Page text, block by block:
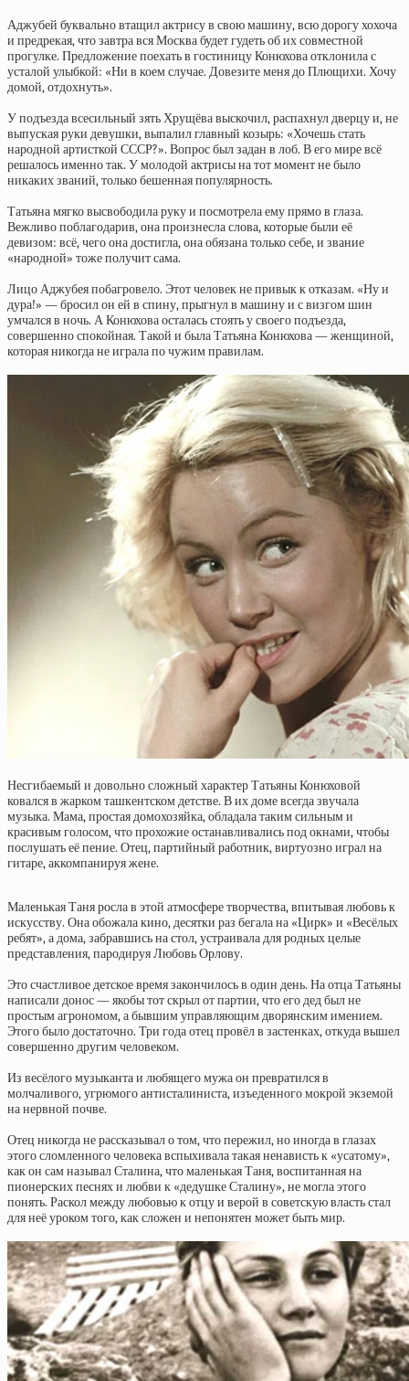
Аджубей буквально втащил актрису в свою машину, всю дорогу хохоча
и предрекая, что завтра вся Москва будет гудеть об их совместной
прогулке. Предложение поехать в гостиницу Конюхова отклонила с
усталой улыбкой: «Ни в коем случае. Довезите меня до Плющихи. Хочу
домой, отдохнуть».
У подъезда всесильный зять Хрущёва выскочил, распахнул дверцу и, не
выпуская руки девушки, выпалил главный козырь: «Хочешь стать
народной артисткой СССР?». Вопрос был задан в лоб. В его мире всё
решалось именно так. У молодой актрисы на тот момент не было
никаких званий, только бешенная популярность.
Татьяна мягко высвободила руку и посмотрела ему прямо в глаза.
Вежливо поблагодарив, она произнесла слова, которые были её
девизом: всё, чего она достигла, она обязана только себе, и звание
«народной» тоже получит сама.
Лицо Аджубея побагровело. Этот человек не привык к отказам. «Ну и
дура!» — бросил он ей в спину, прыгнул в машину и с визгом шин
умчался в ночь. А Конюхова осталась стоять у своего подъезда,
совершенно спокойная. Такой и была Татьяна Конюхова — женщиной,
которая никогда не играла по чужим правилам.
Несгибаемый и довольно сложный характер Татьяны Конюховой
ковался в жарком ташкентском детстве. В их доме всегда звучала
музыка. Мама, простая домохозяйка, обладала таким сильным и
красивым голосом, что прохожие останавливались под окнами, чтобы
послушать её пение. Отец, партийный работник, виртуозно играл на
гитаре, аккомпанируя жене.
Маленькая Таня росла в этой атмосфере творчества, впитывая любовь к
искусству. Она обожала кино, десятки раз бегала на «Цирк» и «Весёлых
ребят», а дома, забравшись на стол, устраивала для родных целые
представления, пародируя Любовь Орлову.
Это счастливое детское время закончилось в один день. На отца Татьяны
написали донос — якобы тот скрыл от партии, что его дед был не
простым агрономом, а бывшим управляющим дворянским имением.
Этого было достаточно. Три года отец провёл в застенках, откуда вышел
совершенно другим человеком.
Из весёлого музыканта и любящего мужа он превратился в
молчаливого, угрюмого антисталиниста, изъеденного мокрой экземой
на нервной почве.
Отец никогда не рассказывал о том, что пережил, но иногда в глазах
этого сломленного человека вспыхивала такая ненависть к «усатому»,
как он сам называл Сталина, что маленькая Таня, воспитанная на
пионерских песнях и любви к «дедушке Сталину», не могла этого
понять. Раскол между любовью к отцу и верой в советскую власть стал
для неё уроком того, как сложен и непонятен может быть мир.